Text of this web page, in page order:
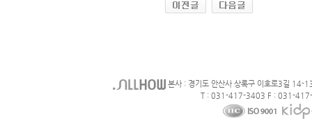
본사 : 경기도 안산사 상록구 이호로3길 14-
T : 031-417-3403 F : 031-